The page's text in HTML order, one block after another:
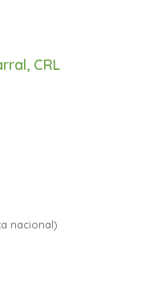
CRL
nacional)